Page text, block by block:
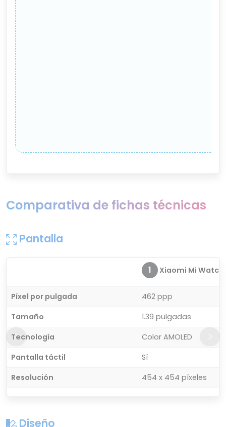
Comparativa de fichas técnicas
Pantalla
1 Xiaomi Mi Watch
Píxel por pulgada
462 ppp
Tamaño
1.39 pulgadas
Tecnología
Color AMOLED
Pantalla táctil
Sí
Resolución
454 x 454 píxeles
Diseño